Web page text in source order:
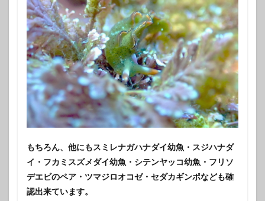
もちろん、他にもスミレナガハナダイ幼魚・スジハナダ
イ・フカミスズメダイ幼魚・シテンヤッコ幼魚・フリソ
デエビのペア・ツマジロオコゼ・セダカギンポなども確
認出来ています。